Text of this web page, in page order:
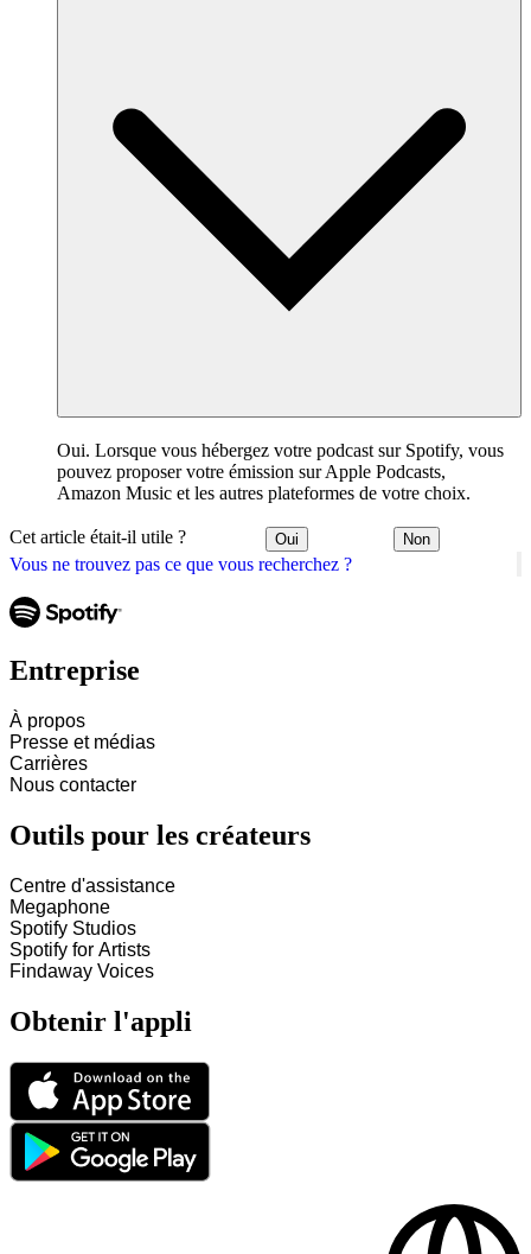
Vous ne trouvez pas ce que vous recherchez ?
Oui. Lorsque vous hébergez votre podcast sur Spotify, vous
pouvez proposer votre émission sur Apple Podcasts,
Amazon Music et les autres plateformes de votre choix.
Cet article était-il utile ? Oui Non
Entreprise
À propos
Presse et médias
Carrières
Nous contacter
Outils pour les créateurs
Centre d'assistance
Megaphone
Spotify Studios
Spotify for Artists
Findaway Voices
Obtenir l'appli